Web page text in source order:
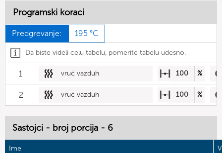
Programski koraci
Predgrevanje: 195 °C
Da biste videli celu tabelu, pomerite tabelu udesno.
1 vruć vazduh 100 %
2 vruć vazduh 100 %
Sastojci - broj porcija - 6
Ime